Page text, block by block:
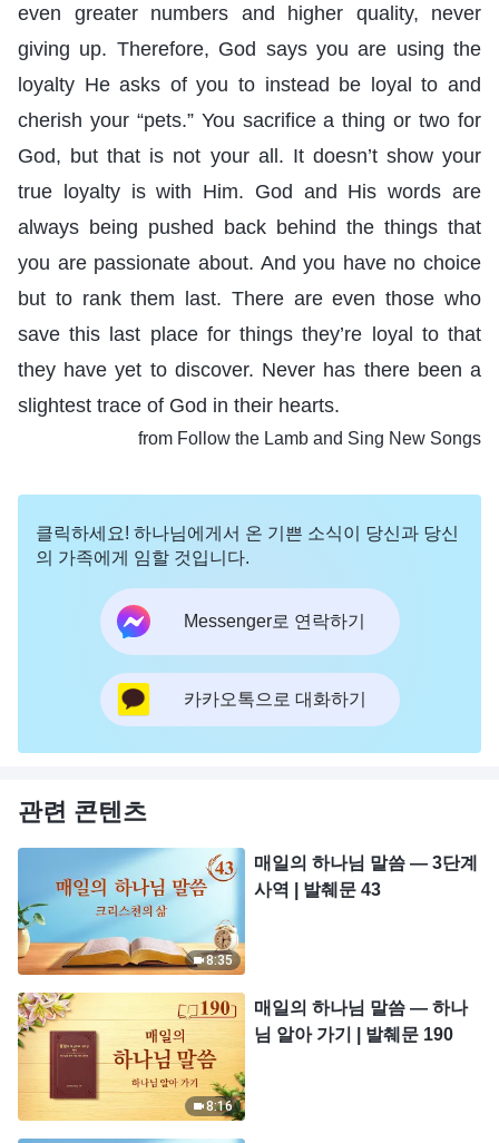
even greater numbers and higher quality, never
giving up. Therefore, God says you are using the
loyalty He asks of you to instead be loyal to and
cherish your “pets.” You sacrifice a thing or two for
God, but that is not your all. It doesn’t show your
true loyalty is with Him. God and His words are
always being pushed back behind the things that
you are passionate about. And you have no choice
but to rank them last. There are even those who
save this last place for things they’re loyal to that
they have yet to discover. Never has there been a
slightest trace of God in their hearts.
from Follow the Lamb and Sing New Songs
클릭하세요! 하나님에게서 온 기쁜 소식이 당신과 당신
의 가족에게 임할 것입니다.
Messenger로 연락하기
카카오톡으로 대화하기
관련 콘텐츠
8:35
매일의 하나님 말씀 ― 3단계
사역 | 발췌문 43
8:16
매일의 하나님 말씀 ― 하나
님 알아 가기 | 발췌문 190